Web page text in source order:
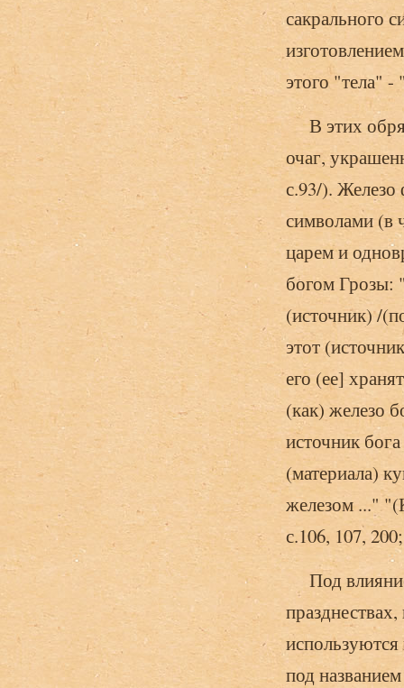
сакрального
этого "тела" -
В этих
очаг,
с.93/). Железо
символами (в
царем и
богом Грозы:
(источник) /
этот
его (ее]
(как) железо
источник
(материала)
железом ..."
с.106, 107,
Под
под